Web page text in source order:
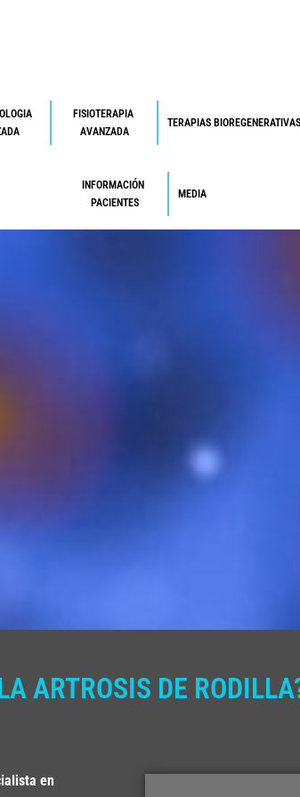
FISIOTERAPIA
AVANZADA
TERAPIAS
INFORMACIÓN
PACIENTES
MEDIA
ARTROSIS DE
en